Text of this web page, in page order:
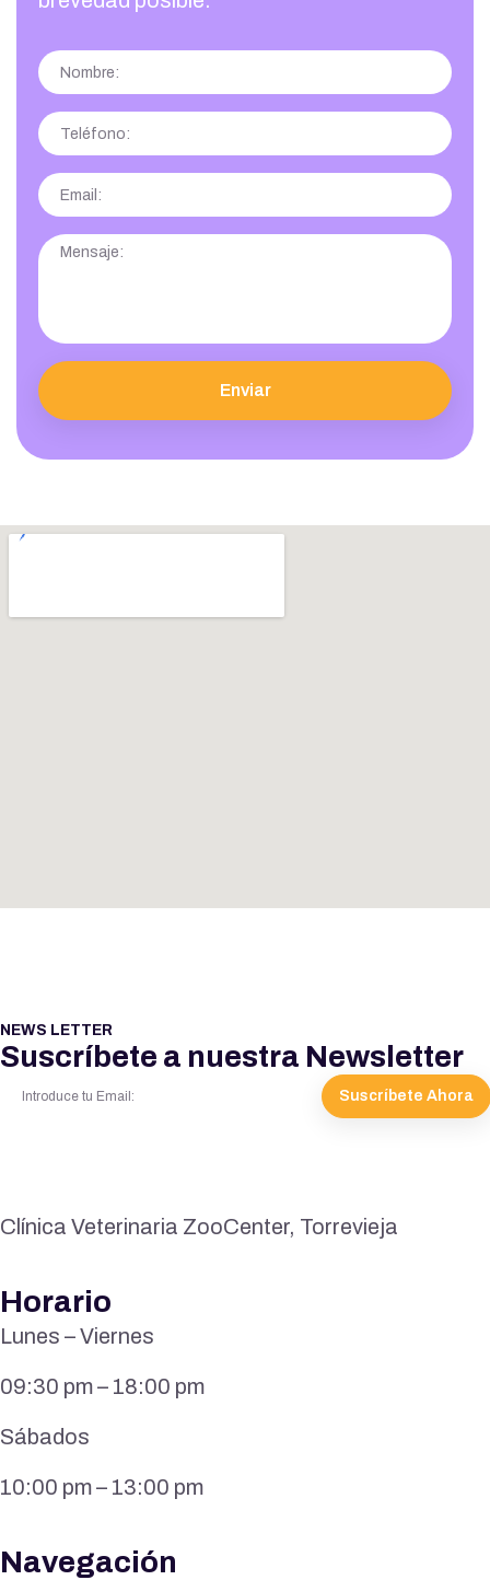
Enviar
NEWS LETTER
Suscríbete a nuestra Newsletter
Suscríbete Ahora
Clínica Veterinaria ZooCenter, Torrevieja
Horario
Lunes – Viernes
09:30 pm – 18:00 pm
Sábados
10:00 pm – 13:00 pm
Navegación